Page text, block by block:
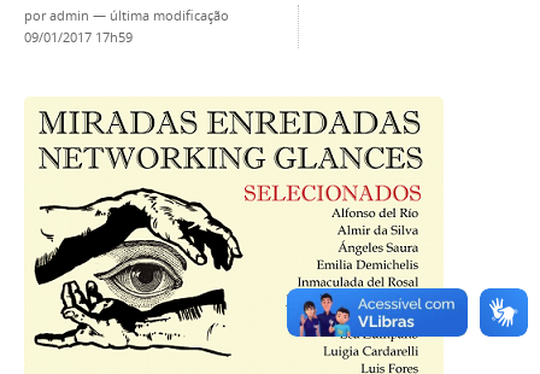
poradmin — última modificação
09/01/2017 17h59